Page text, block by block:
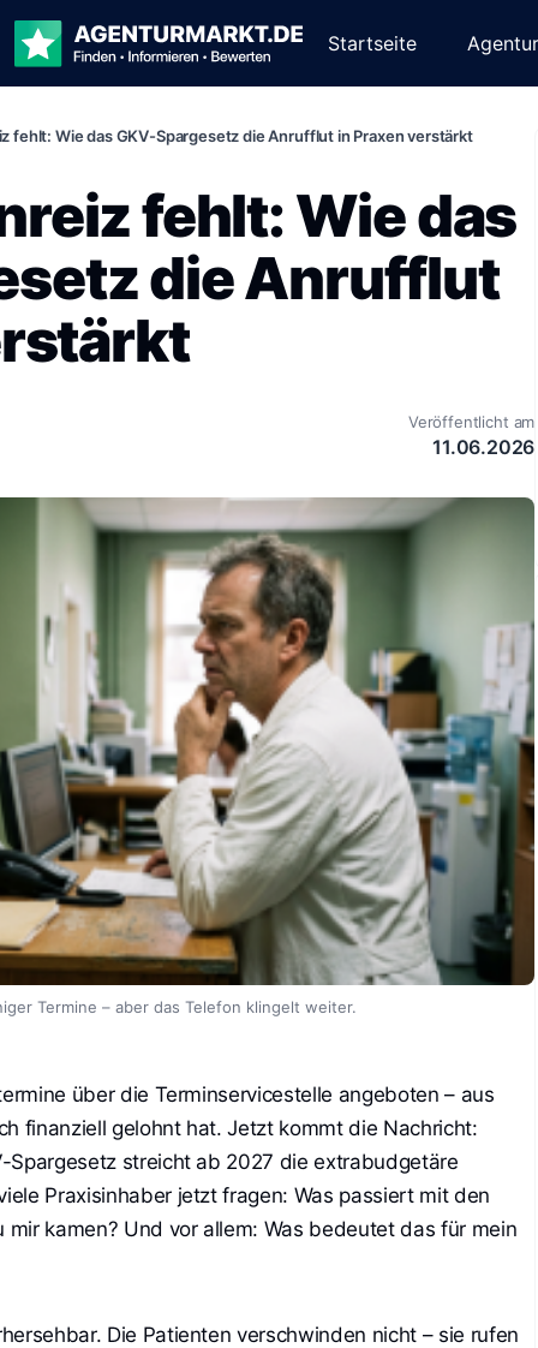
Startseite
fehlt: Wie das GKV-Spargesetz die Anrufflut in Praxen verstärkt
fehlt: Wie das
die Anrufflut
Veröffentlicht am
11.06.2026
Termine – aber das Telefon klingelt weiter.
über die Terminservicestelle angeboten – aus
finanziell gelohnt hat. Jetzt kommt die Nachricht:
Spargesetz streicht ab 2027 die extrabudgetäre
Praxisinhaber jetzt fragen: Was passiert mit den
mir kamen? Und vor allem: Was bedeutet das für mein
Die Patienten verschwinden nicht – sie rufen